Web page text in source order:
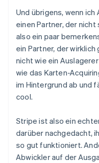
Und übrigens, wenn
einen Partner, der
also ein paar
ein Partner, der
nicht wie ein
wie das Karten-
im Hintergrund ab und
cool.
Stripe ist also ein
darüber nachgedacht,
so gut funktioniert.
Abwickler auf der